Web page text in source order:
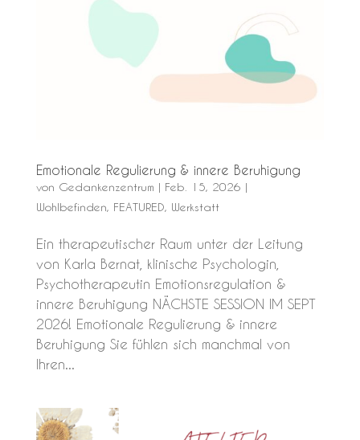
Emotionale Regulierung & innere Beruhigung
von Gedankenzentrum | Feb. 15, 2026 |
Wohlbefinden, FEATURED, Werkstatt
Ein therapeutischer Raum unter der Leitung
von Karla Bernat, klinische Psychologin,
Psychotherapeutin Emotionsregulation &
innere Beruhigung NÄCHSTE SESSION IM SEPT
2026! Emotionale Regulierung & innere
Beruhigung Sie fühlen sich manchmal von
Ihren...